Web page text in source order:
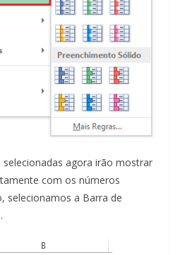
selecionadas agora irão mostrar
com os números
selecionamos a Barra de